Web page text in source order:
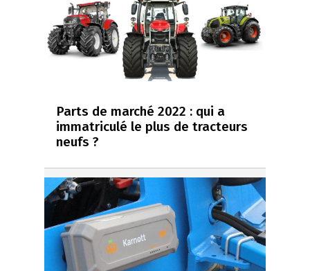
Parts de marché 2022 : qui a
immatriculé le plus de tracteurs
neufs ?